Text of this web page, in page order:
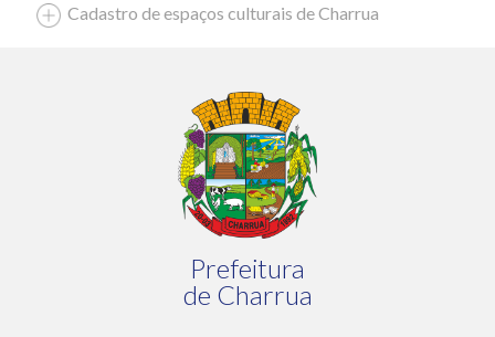
Cadastro de espaços culturais de Charrua
Prefeitura
de Charrua